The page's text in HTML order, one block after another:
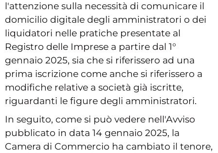
l'attenzione sulla necessità di comunicare il
domicilio digitale degli amministratori o dei
liquidatori nelle pratiche presentate al
Registro delle Imprese a partire dal 1°
gennaio 2025, sia che si riferissero ad una
prima iscrizione come anche si riferissero a
modifiche relative a società già iscritte,
riguardanti le figure degli amministratori.
In seguito, come si può vedere nell'Avviso
pubblicato in data 14 gennaio 2025, la
Camera di Commercio ha cambiato il tenore,